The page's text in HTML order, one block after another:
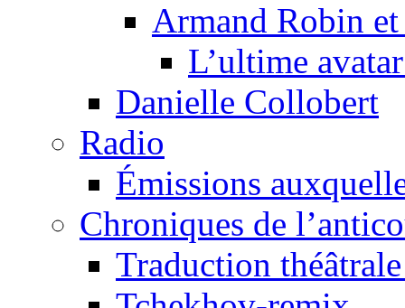
Armand Robin
L’ultime
Danielle Collobert
Radio
Émissions
Chroniques de
Traduction